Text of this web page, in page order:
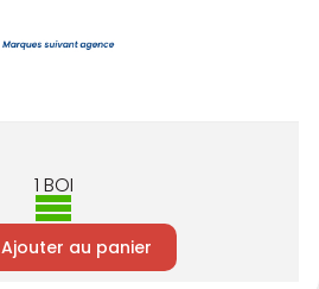
1 BOI
Ajouter au panier